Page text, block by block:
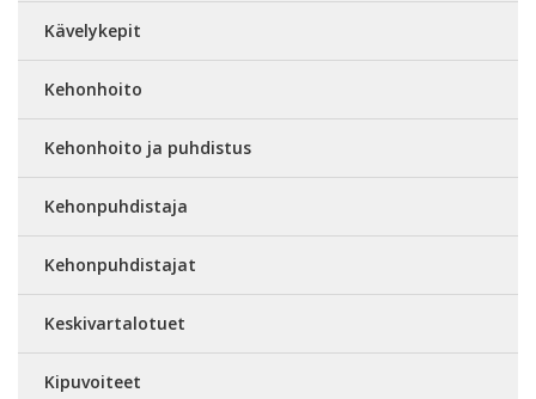
Kävelykepit
Kehonhoito
Kehonhoito ja puhdistus
Kehonpuhdistaja
Kehonpuhdistajat
Keskivartalotuet
Kipuvoiteet